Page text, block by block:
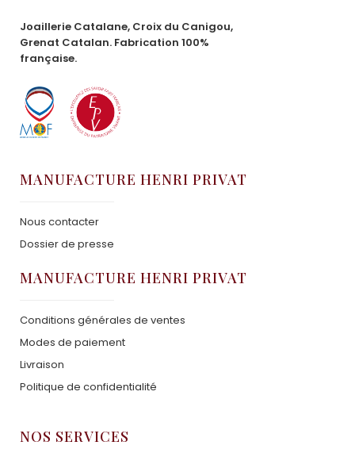
Joaillerie Catalane, Croix du Canigou,
Grenat Catalan. Fabrication 100%
française.
MANUFACTURE HENRI PRIVAT
Nous contacter
Dossier de presse
MANUFACTURE HENRI PRIVAT
Conditions générales de ventes
Modes de paiement
Livraison
Politique de confidentialité
NOS SERVICES